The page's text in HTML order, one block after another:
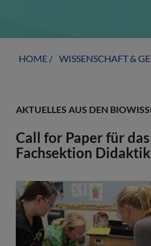
HOME WISSENSCHAFT &
AKTUELLES AUS DEN
Call for Paper für
Fachsektion